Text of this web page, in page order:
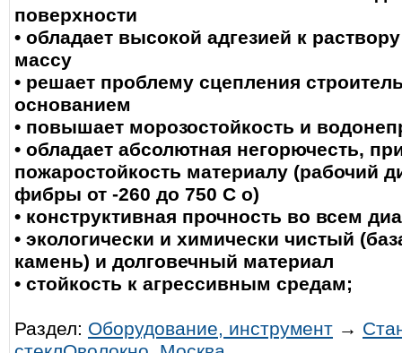
поверхности
• обладает высокой адгезией к
массу
• решает проблему сцепления
основанием
• повышает морозостойкость и
• обладает абсолютная негорючесть,
пожаростойкость материалу (рабочий
фибры от -260 до 750 С о)
• конструктивная прочность во всем
• экологически и химически чистый
камень) и долговечный материал
• стойкость к агрессивным средам;
Раздел: Оборудование, инструмент →